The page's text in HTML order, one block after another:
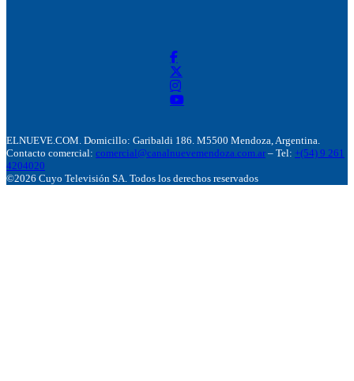
ELNUEVE.COM. Domicillo: Garibaldi 186. M5500 Mendoza, Argentina.
Contacto comercial: comercial@canalnuevemendoza.com.ar – Tel: +(54) 9 261
4204020
©2026 Cuyo Televisión SA. Todos los derechos reservados